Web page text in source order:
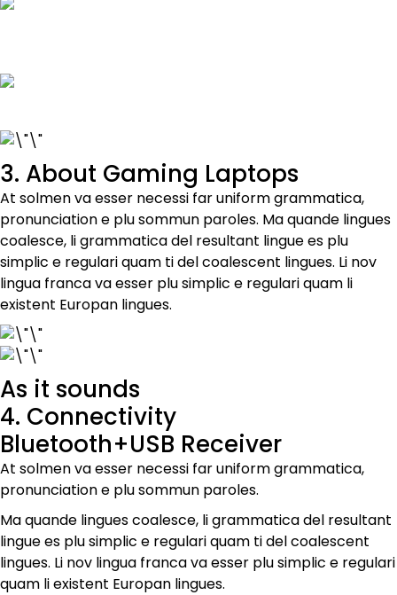
3. About Gaming Laptops
At solmen va esser necessi far uniform grammatica,
pronunciation e plu sommun paroles. Ma quande lingues
coalesce, li grammatica del resultant lingue es plu
simplic e regulari quam ti del coalescent lingues. Li nov
lingua franca va esser plu simplic e regulari quam li
existent Europan lingues.
As it sounds
4. Connectivity
Bluetooth+USB Receiver
At solmen va esser necessi far uniform grammatica,
pronunciation e plu sommun paroles.
Ma quande lingues coalesce, li grammatica del resultant
lingue es plu simplic e regulari quam ti del coalescent
lingues. Li nov lingua franca va esser plu simplic e regulari
quam li existent Europan lingues.